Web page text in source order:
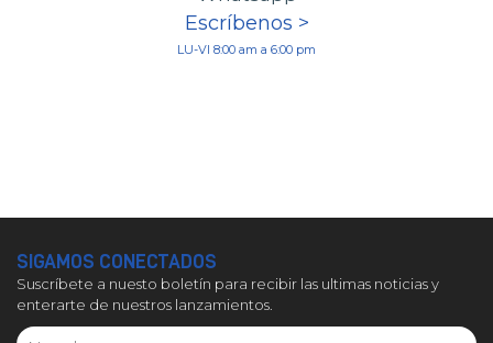
Escríbenos >
LU-VI 8:00 am a 6:00 pm
SIGAMOS CONECTADOS
Suscríbete a nuesto boletín para recibir las ultimas noticias y
enterarte de nuestros lanzamientos.